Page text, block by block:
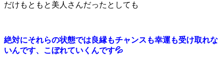
だけもともと美人さんだったとしても
絶対にそれらの状態では良縁もチャンスも幸運も受け取れな
いんです、こぼれていくんです💦